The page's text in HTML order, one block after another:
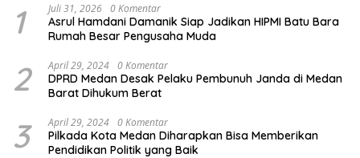
1 Juli 31, 2026 0 Komentar
Asrul Hamdani Damanik Siap Jadikan HIPMI Batu Bara
Rumah Besar Pengusaha Muda
2 April 29, 2024 0 Komentar
DPRD Medan Desak Pelaku Pembunuh Janda di Medan
Barat Dihukum Berat
3 April 29, 2024 0 Komentar
Pilkada Kota Medan Diharapkan Bisa Memberikan
Pendidikan Politik yang Baik